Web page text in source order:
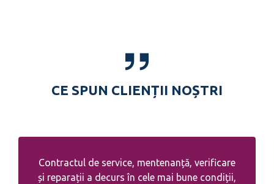
CE SPUN CLIENȚII NOȘTRI
Contractul de service, mentenanță, verificare
și reparații a decurs în cele mai bune condiții,